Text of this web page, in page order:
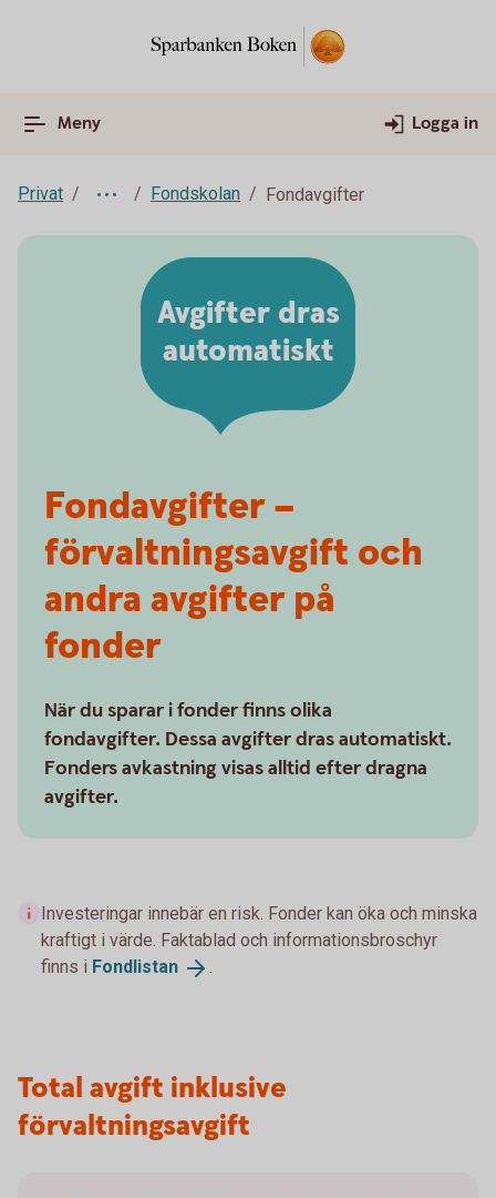
Meny Logga in
Privat Fondskolan Fondavgifter
Fondavgifter –
förvaltningsavgift och
andra avgifter på
fonder
När du sparar i fonder finns olika
fondavgifter. Dessa avgifter dras automatiskt.
Fonders avkastning visas alltid efter dragna
avgifter.
Avgifter dras
automatiskt
Investeringar innebär en risk. Fonder kan öka och minska
kraftigt i värde. Faktablad och informationsbroschyr
finns i Fondlistan .
Total avgift inklusive
förvaltningsavgift